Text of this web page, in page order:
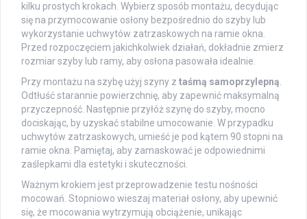
kilku prostych krokach. Wybierz sposób montażu, decydując
się na przymocowanie osłony bezpośrednio do szyby lub
wykorzystanie uchwytów zatrzaskowych na ramie okna.
Przed rozpoczęciem jakichkolwiek działań, dokładnie zmierz
rozmiar szyby lub ramy, aby osłona pasowała idealnie.
Przy montażu na szybę użyj szyny z taśmą samoprzylepną
Odtłuść starannie powierzchnię, aby zapewnić maksymalną
przyczepność. Następnie przyłóż szynę do szyby, mocno
dociskając, by uzyskać stabilne umocowanie. W przypadku
uchwytów zatrzaskowych, umieść je pod kątem 90 stopni na
ramie okna. Pamiętaj, aby zamaskować je odpowiednimi
zaślepkami dla estetyki i skuteczności.
Ważnym krokiem jest przeprowadzenie testu nośności
mocowań. Stopniowo wieszaj materiał osłony, aby upewnić
się, że mocowania wytrzymują obciążenie, unikając